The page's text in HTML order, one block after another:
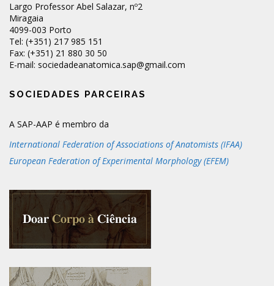
Largo Professor Abel Salazar, nº2
Miragaia
4099-003 Porto
Tel: (+351) 217 985 151
Fax: (+351) 21 880 30 50
E-mail: sociedadeanatomica.sap@gmail.com
SOCIEDADES PARCEIRAS
A SAP-AAP é membro da
International Federation of Associations of Anatomists (IFAA)
European Federation of Experimental Morphology (EFEM)